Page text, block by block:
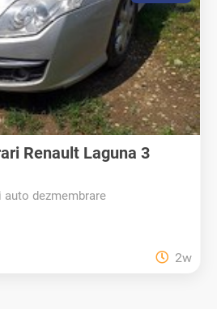
Renault Laguna 3
auto dezmembrare
2w